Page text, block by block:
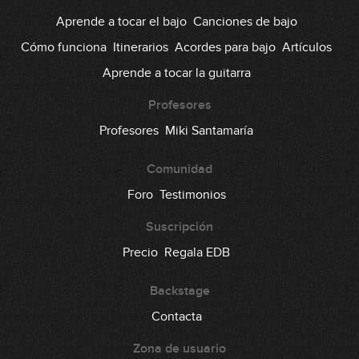
Aprende a tocar el bajo Canciones de bajo
Cómo funciona Itinerarios Acordes para bajo Artículos
Aprende a tocar la guitarra
Profesores
Profesores Miki Santamaría
Comunidad
Foro Testimonios
Suscripción
Precio Regala EDB
Backstage
Contacta
Zona de usuario